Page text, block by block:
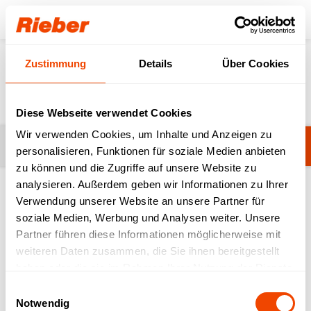
Zustimmung Details Über Cookies
Diese Webseite verwendet Cookies
Wir verwenden Cookies, um Inhalte und Anzeigen zu
personalisieren, Funktionen für soziale Medien anbieten
zu können und die Zugriffe auf unsere Website zu
analysieren. Außerdem geben wir Informationen zu Ihrer
Verwendung unserer Website an unsere Partner für
soziale Medien, Werbung und Analysen weiter. Unsere
Partner führen diese Informationen möglicherweise mit
weiteren Daten zusammen, die Sie ihnen bereitgestellt
Notwendig
Login
News
Broschüren Kategorie ändern
Suchen